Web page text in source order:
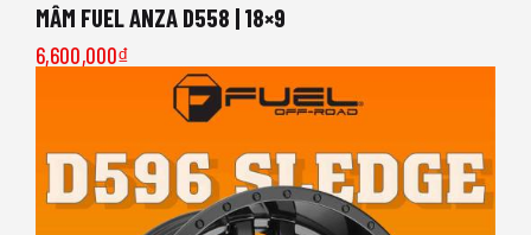
MÂM FUEL ANZA D558 | 18×9
6,600,000₫